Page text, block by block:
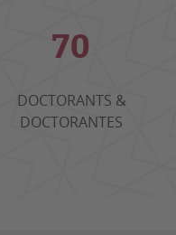
70
DOCTORANTS &
DOCTORANTES